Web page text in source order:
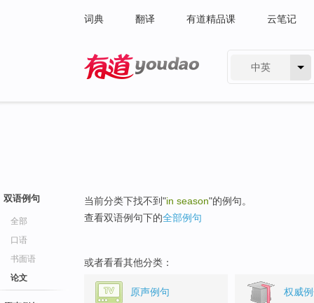
词典 翻译 有道精品课 云笔记
中英
双语例句
全部
口语
书面语
论文
当前分类下找不到"in season"的例句。
查看双语例句下的全部例句
或者看看其他分类：
原声例句 权威